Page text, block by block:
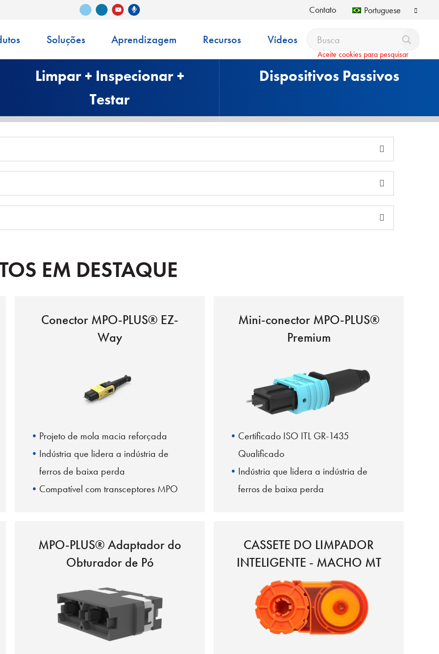
Vimeo LinkedInYouTubePodcast Senko Contato Portuguese
Soluções Aprendizagem Recursos Vídeos
Aceite cookies para pesquisar
Limpar + Inspecionar +
Testar
Dispositivos Passivos
EM DESTAQUE
Conector MPO-PLUS® EZ-
Way
Projeto de mola macia reforçada
Indústria que lidera a indústria de
ferros de baixa perda
Compatível com transceptores MPO
Virola de flutuação livre
12/24 chave do centro de fibra
Mini-conector MPO-PLUS®
Premium
Certificado ISO ITL GR-1435
Qualificado
Indústria que lidera a indústria de
ferros de baixa perda
MPO-PLUS® Adaptador do
Obturador de Pó
CASSETE DO LIMPADOR
INTELIGENTE - MACHO MT